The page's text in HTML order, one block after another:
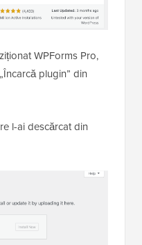
WPForms Pro,
plugin” din
l-ai descărcat din